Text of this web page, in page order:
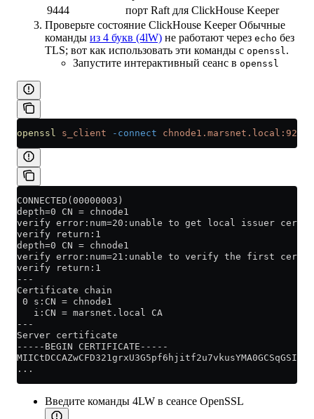
9444
порт Raft для ClickHouse Keeper
Проверьте состояние ClickHouse Keeper Обычные
команды из 4 букв (4lW) не работают через echo без
TLS; вот как использовать эти команды с openssl .
Запустите интерактивный сеанс в openssl
openssl s_client -connect chnode1.marsnet.local:9281
CONNECTED(00000003)
depth=0 CN = chnode1
verify error:num=20:unable to get local issuer
verify return:1
depth=0 CN = chnode1
verify error:num=21:unable to verify the first
verify return:1
---
Certificate chain
0 s:CN = chnode1
   i:CN = marsnet.local CA
---
Server certificate
-----BEGIN CERTIFICATE-----
...
Введите команды 4LW в сеансе OpenSSL